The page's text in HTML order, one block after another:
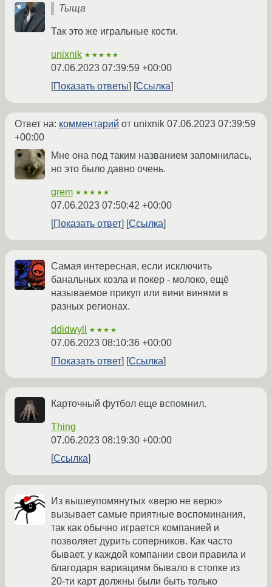
Тыща
Так это же игральные кости.
unixnik ★★★★★
07.06.2023 07:39:59 +00:00
Показать ответы
Ссылка
Ответ на: комментарий от unixnik 07.06.2023 07:39:59
+00:00
Мне она под таким названием запомнилась,
но это было давно очень.
grem ★★★★★
07.06.2023 07:50:42 +00:00
Показать ответ
Ссылка
Самая интересная, если исключить
банальных козла и покер - молоко, ещё
называемое прикуп или вини винями в
разных регионах.
ddidwyll ★★★★
07.06.2023 08:10:36 +00:00
Показать ответ
Ссылка
Карточный футбол еще вспомнил.
Thing
07.06.2023 08:19:30 +00:00
Ссылка
Из вышеупомянутых «верю не верю»
вызывает самые приятные воспоминания,
так как обычно играется компанией и
позволяет дурить соперников. Как часто
бывает, у каждой компании свои правила и
благодаря вариациям бывало в стопке из
20-ти карт должны были быть только